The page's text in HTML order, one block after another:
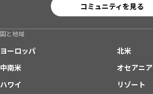
コミュニティを見る
国と地域
ヨーロッパ
北米
中南米
オセアニア
ハワイ
リゾート